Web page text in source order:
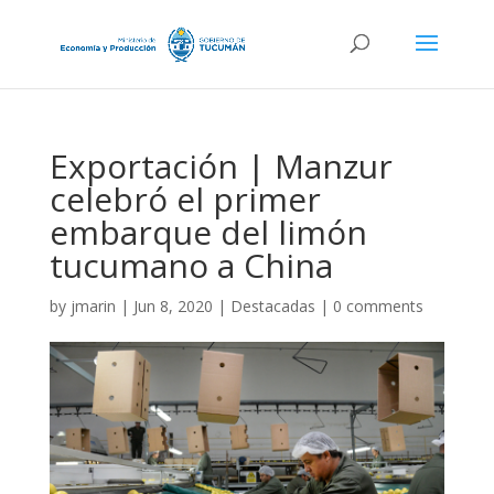
Exportación | Manzur
celebró el primer
embarque del limón
tucumano a China
by jmarin | Jun 8, 2020 | Destacadas | 0 comments